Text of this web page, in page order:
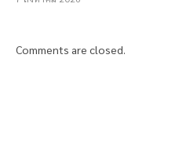
Comments are closed.